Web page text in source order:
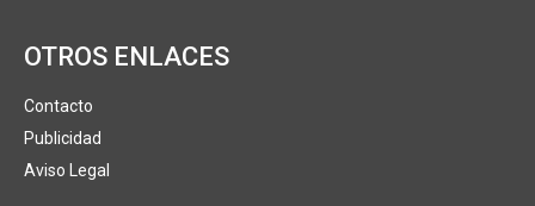
OTROS ENLACES
Contacto
Publicidad
Aviso Legal